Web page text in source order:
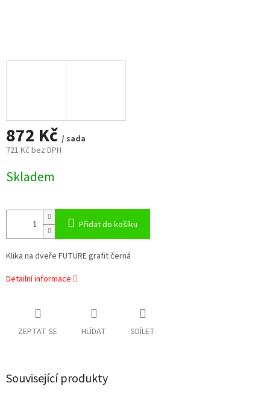
872 Kč / sada
721 Kč bez DPH
cena:
Skladem
Přidat do košíku
Klika na dveře FUTURE grafit černá
Detailní informace
ZEPTAT SE HLÍDAT SDÍLET
Související produkty